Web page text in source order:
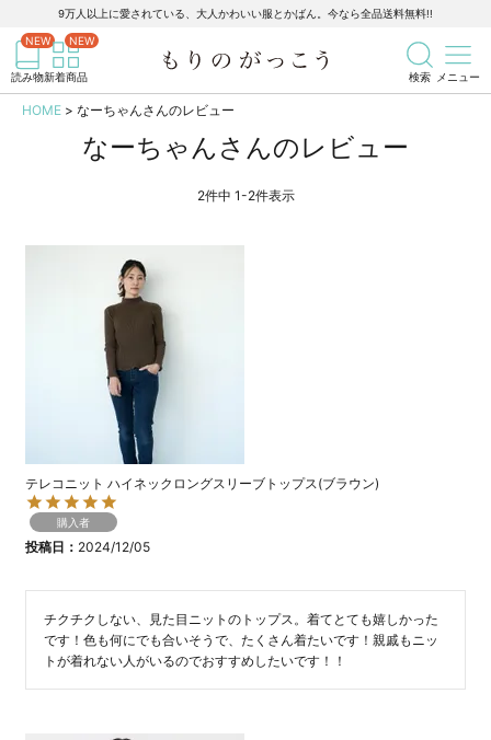
9万人以上に愛されている、大人かわいい服とかばん。今なら全品送料無料!!
読み物新着商品 検索 メニュー
商品を検索 記事を検索
HOME なーちゃんさんのレビュー
なーちゃんさんのレビュー
2件中 1-2件表示
テレコニット ハイネックロングスリーブトップス(ブラウン)
購入者
投稿日 2024/12/05
チクチクしない、見た目ニットのトップス。着てとても嬉しかった
です！色も何にでも合いそうで、たくさん着たいです！親戚もニッ
トが着れない人がいるのでおすすめしたいです！！